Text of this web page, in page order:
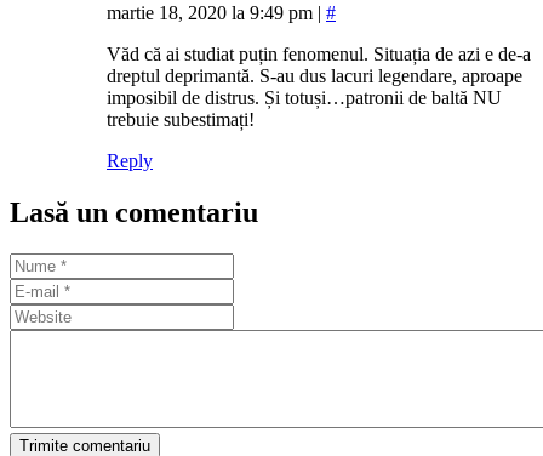
martie 18, 2020 la 9:49 pm | #
Văd că ai studiat puțin fenomenul. Situația de azi e de-a
dreptul deprimantă. S-au dus lacuri legendare, aproape
imposibil de distrus. Și totuși…patronii de baltă NU
trebuie subestimați!
Reply
Lasă un comentariu
Trimite comentariu